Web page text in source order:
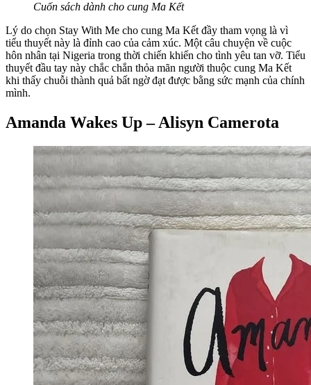
Cuốn sách dành cho cung Ma Kết
Lý do chọn Stay With Me cho cung Ma Kết đầy tham vọng là vì
tiểu thuyết này là đỉnh cao của cảm xúc. Một câu chuyện về cuộc
hôn nhân tại Nigeria trong thời chiến khiến cho tình yêu tan vỡ. Tiểu
thuyết đầu tay này chắc chắn thỏa mãn người thuộc cung Ma Kết
khi thấy chuỗi thành quả bất ngờ đạt được bằng sức mạnh của chính
mình.
Amanda Wakes Up – Alisyn Camerota